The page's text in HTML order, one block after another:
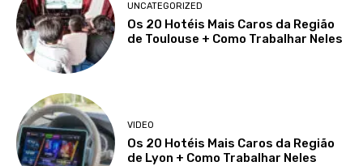
UNCATEGORIZED
Os 20 Hotéis Mais Caros da Região
de Toulouse + Como Trabalhar Neles
VIDEO
Os 20 Hotéis Mais Caros da Região
de Lyon + Como Trabalhar Neles